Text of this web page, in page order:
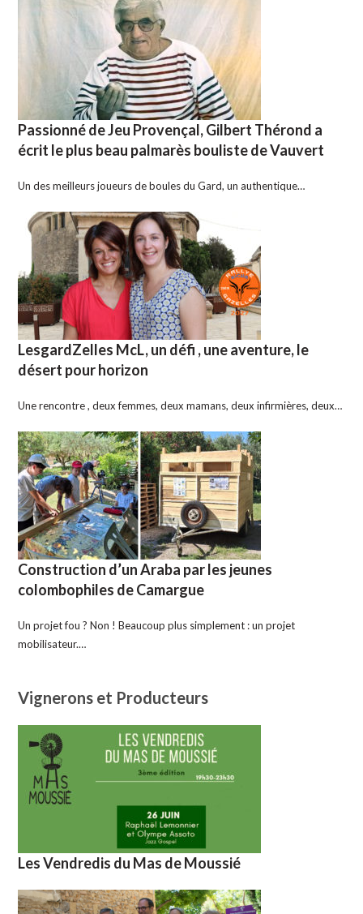
Passionné de Jeu Provençal, Gilbert Thérond a
écrit le plus beau palmarès bouliste de Vauvert
Un des meilleurs joueurs de boules du Gard, un authentique…
LesgardZelles McL, un défi , une aventure, le
désert pour horizon
Une rencontre , deux femmes, deux mamans, deux infirmières, deux…
Construction d’un Araba par les jeunes
colombophiles de Camargue
Un projet fou ? Non ! Beaucoup plus simplement : un projet
mobilisateur.…
Vignerons et Producteurs
Les Vendredis du Mas de Moussié